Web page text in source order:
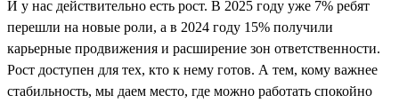
И у нас действительно есть рост. В 2025 году уже 7% ребят
перешли на новые роли, а в 2024 году 15% получили
карьерные продвижения и расширение зон ответственности.
Рост доступен для тех, кто к нему готов. А тем, кому важнее
стабильность, мы даем место, где можно работать спокойно